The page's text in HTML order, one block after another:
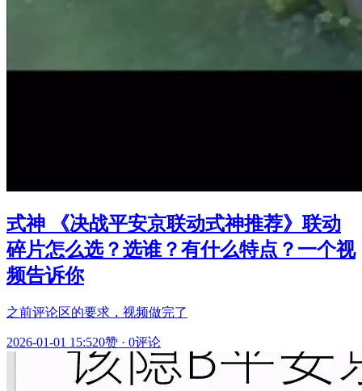
式神 《决战平安京联动式神推荐》联动
碎片怎么选？选谁？有什么特点？一个视
频告诉你
之前评论区的要求，视频做完了
2026-01-01 15:520赞 · 0评论